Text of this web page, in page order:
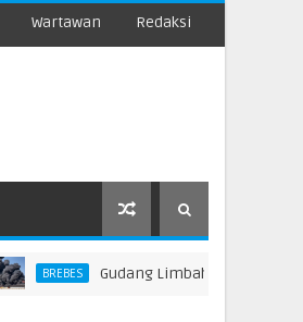
Wartawan Redaksi
BREBES ​Gudang Limbah Non-B3 di